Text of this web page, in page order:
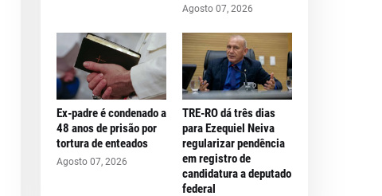
Agosto 07, 2026
Ex-padre é condenado a
48 anos de prisão por
tortura de enteados
Agosto 07, 2026
TRE-RO dá três dias
para Ezequiel Neiva
regularizar pendência
em registro de
candidatura a deputado
federal